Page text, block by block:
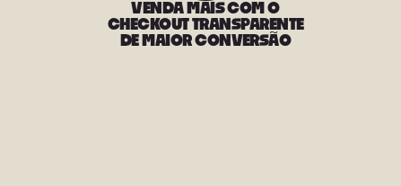
VENDA MAIS COM O
CHECKOUT TRANSPARENTE
DE MAIOR CONVERSÃO